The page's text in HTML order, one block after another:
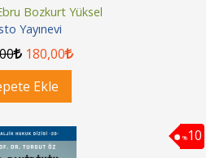
Bozkurt Yüksel
Yayınevi
180,00
Ekle
%10